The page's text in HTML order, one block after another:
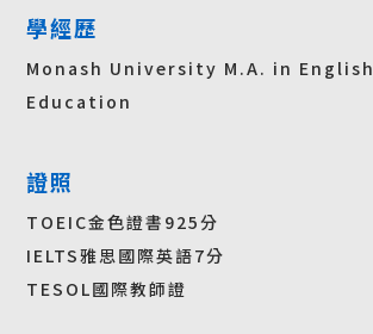
學經歷
Monash University M.A. in English
Education
證照
TOEIC金色證書925分
IELTS雅思國際英語7分
TESOL國際教師證